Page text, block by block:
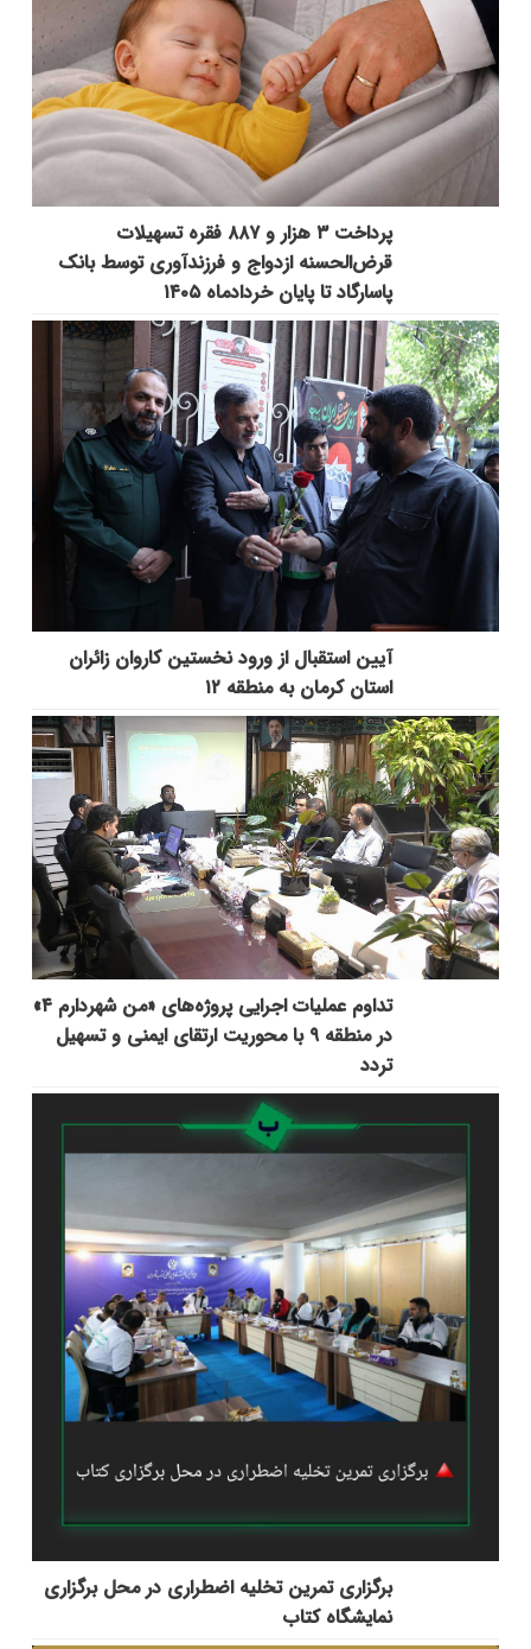
پرداخت ۳ هزار و ۸۸۷ فقره تسهیلات
قرض‌الحسنه ازدواج و فرزندآوری توسط بانک
پاسارگاد تا پایان خردادماه ۱۴۰۵
آیین استقبال از ورود نخستین کاروان زائران
استان کرمان به منطقه ۱۲
تداوم عملیات اجرایی پروژه‌های «من شهردارم ۴»
در منطقه ۹ با محوریت ارتقای ایمنی و تسهیل
تردد
برگزاری تمرین تخلیه اضطراری در محل برگزاری
نمایشگاه کتاب